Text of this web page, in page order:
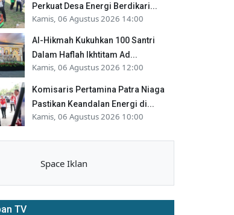
Perkuat Desa Energi Berdikari...
Kamis, 06 Agustus 2026 14:00
Al-Hikmah Kukuhkan 100 Santri
Dalam Haflah Ikhtitam Ad...
Kamis, 06 Agustus 2026 12:00
Komisaris Pertamina Patra Niaga
Pastikan Keandalan Energi di...
Kamis, 06 Agustus 2026 10:00
Space Iklan
TV